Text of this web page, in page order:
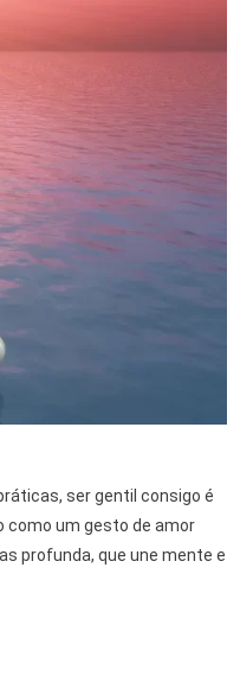
ser gentil consigo é
como um gesto de amor
profunda, que une mente e